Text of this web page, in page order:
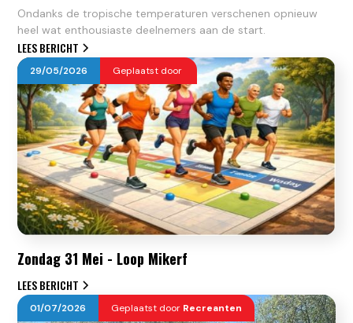
Ondanks de tropische temperaturen verschenen opnieuw
heel wat enthousiaste deelnemers aan de start.
LEES BERICHT
29/05/2026 Geplaatst door
Zondag 31 Mei - Loop Mikerf
LEES BERICHT
01/07/2026 Geplaatst door Recreanten